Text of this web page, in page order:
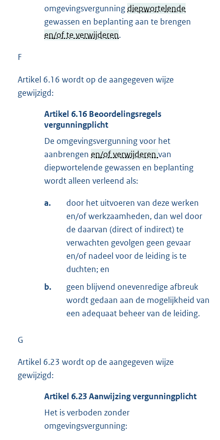
omgevingsvergunning diepwortelende
gewassen en beplanting aan te brengen
en/of te verwijderen.
F
Artikel 6.16 wordt op de aangegeven wijze
gewijzigd:
Artikel 6.16 Beoordelingsregels
vergunningplicht
De omgevingsvergunning voor het
aanbrengen en/of verwijderen van
diepwortelende gewassen en beplanting
wordt alleen verleend als:
a.
door het uitvoeren van deze werken
en/of werkzaamheden, dan wel door
de daarvan (direct of indirect) te
verwachten gevolgen geen gevaar
en/of nadeel voor de leiding is te
duchten; en
b.
geen blijvend onevenredige afbreuk
wordt gedaan aan de mogelijkheid van
een adequaat beheer van de leiding.
G
Artikel 6.23 wordt op de aangegeven wijze
gewijzigd:
Artikel 6.23Aanwijzing vergunningplicht
Het is verboden zonder
omgevingsvergunning: